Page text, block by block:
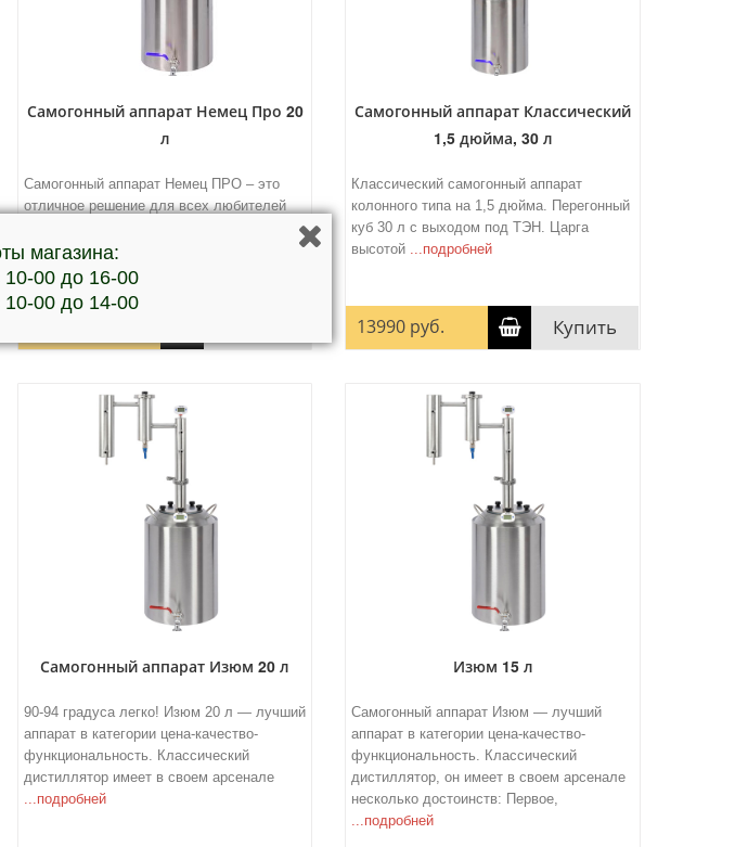
Самогонный аппарат Немец Про 20
л
Самогонный аппарат Немец ПРО – это
отличное решение для всех любителей
Высокая производительность,
...подробней
Самогонный аппарат Классический
1,5 дюйма, 30 л
Классический самогонный аппарат
колонного типа на 1,5 дюйма. Перегонный
куб 30 л с выходом под ТЭН. Царга
высотой ...подробней
13990 руб. Купить
Самогонный аппарат Изюм 20 л
90-94 градуса легко! Изюм 20 л — лучший
аппарат в категории цена-качество-
функциональность. Классический
дистиллятор имеет в своем арсенале
...подробней
Изюм 15 л
Самогонный аппарат Изюм — лучший
аппарат в категории цена-качество-
функциональность. Классический
дистиллятор, он имеет в своем арсенале
несколько достоинств: Первое,
...подробней
магазина:
00 до 16-00
00 до 14-00